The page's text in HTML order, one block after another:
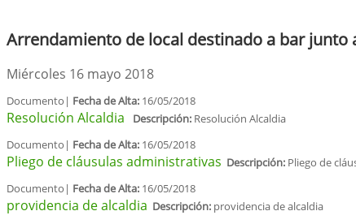
Arrendamiento de local destinado a bar junto
Miércoles 16 mayo 2018
Documento| Fecha de Alta: 16/05/2018
Resolución Alcaldia Descripción: Resolución Alcaldia
Documento| Fecha de Alta: 16/05/2018
Pliego de cláusulas administrativas Descripción: Pliego de
Documento| Fecha de Alta: 16/05/2018
providencia de alcaldia Descripción: providencia de alcaldia